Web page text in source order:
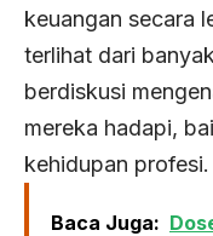
keuangan secara
terlihat dari
berdiskusi
mereka hadapi,
kehidupan profesi.
Baca Juga: